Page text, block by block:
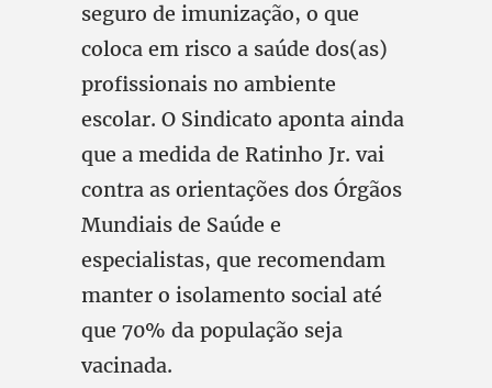
seguro de imunização, o que
coloca em risco a saúde dos(as)
profissionais no ambiente
escolar. O Sindicato aponta ainda
que a medida de Ratinho Jr. vai
contra as orientações dos Órgãos
Mundiais de Saúde e
especialistas, que recomendam
manter o isolamento social até
que 70% da população seja
vacinada.